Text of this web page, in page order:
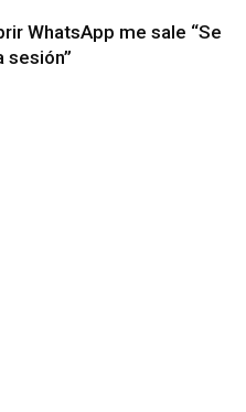
WhatsApp me sale “Se
sesión”